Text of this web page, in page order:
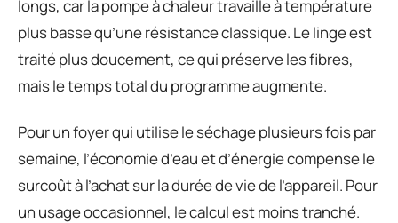
longs, car la pompe à chaleur travaille à température
plus basse qu’une résistance classique. Le linge est
traité plus doucement, ce qui préserve les fibres,
mais le temps total du programme augmente.
Pour un foyer qui utilise le séchage plusieurs fois par
semaine, l’économie d’eau et d’énergie compense le
surcoût à l’achat sur la durée de vie de l’appareil. Pour
un usage occasionnel, le calcul est moins tranché.